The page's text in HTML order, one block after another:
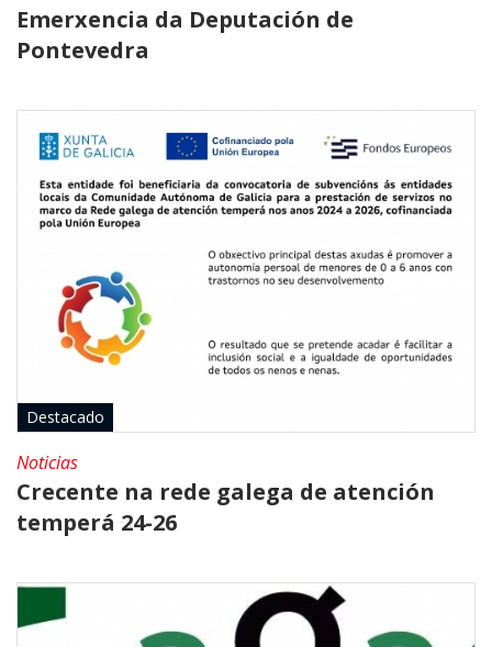
Emerxencia da Deputación de
Pontevedra
Destacado
Noticias
Crecente na rede galega de atención
temperá 24-26